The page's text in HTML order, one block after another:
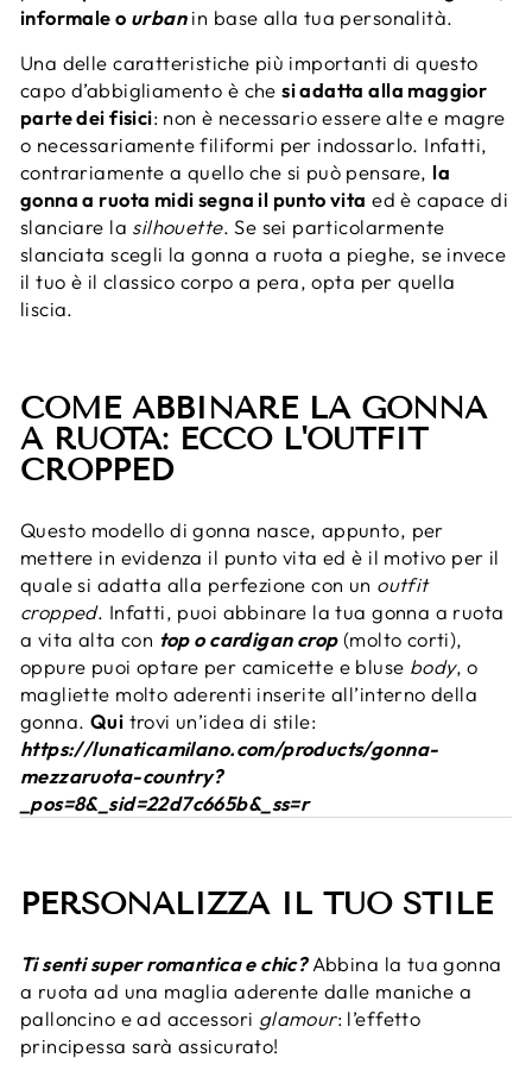
informale o urbanin base alla tua personalità.
Una delle caratteristiche più importanti di questo
capo d’abbigliamento è chesi adatta alla maggior
parte dei fisici: non è necessario essere alte e magre
o necessariamente filiformi per indossarlo. Infatti,
contrariamente a quello che si può pensare, la
gonna a ruota midi segna il punto vita ed è capace di
slanciare la silhouette. Se sei particolarmente
slanciata scegli la gonna a ruota a pieghe, se invece
il tuo è il classico corpo a pera, opta per quella
liscia.
COME ABBINARE LA GONNA
A RUOTA: ECCO L'OUTFIT
CROPPED
Questo modello di gonna nasce, appunto, per
mettere in evidenza il punto vita ed è il motivo per il
quale si adatta alla perfezione con un outfit
cropped. Infatti, puoi abbinare la tua gonna a ruota
a vita alta con top o cardigan crop(molto corti),
oppure puoi optare per camicette e bluse body, o
magliette molto aderenti inserite all’interno della
gonna. Qui trovi un’idea di stile:
https://lunaticamilano.com/products/gonna-
mezzaruota-country?
_pos=8&_sid=22d7c665b&_ss=r
PERSONALIZZA IL TUO STILE
Ti senti super romantica e chic?Abbina la tua gonna
a ruota ad una maglia aderente dalle maniche a
palloncino e ad accessori glamour: l’effetto
principessa sarà assicurato!